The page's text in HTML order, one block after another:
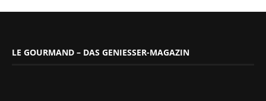
LE GOURMAND – DAS GENIESSER-MAGAZIN